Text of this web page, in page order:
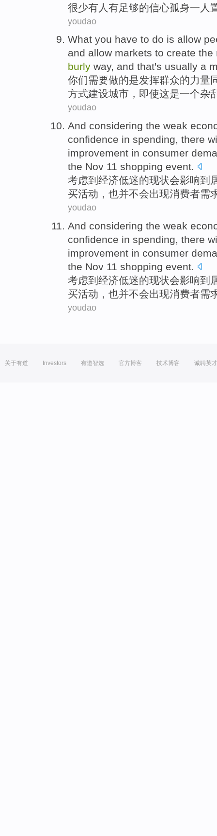
很少有人 有足够的信心孤身一人
youdao
What you have to do is allow
and allow markets to create the
burly way, and that's usually a
你们需要做的是发挥群众的力量
方式建设城市 ，即使这是一个杂
youdao
And considering the weak
confidence in spending, there
improvement in consumer
the Nov 11 shopping event.
考虑到 经济低迷的现状会影响到
买活动，也并不会出现消费者需
youdao
And considering the weak
confidence in spending, there
improvement in consumer
the Nov 11 shopping event.
考虑到 经济低迷的现状会影响到
买活动，也并不会出现消费者需
youdao
关于有道 Investors 有道智选 官方博客 技术博客 诚聘英才